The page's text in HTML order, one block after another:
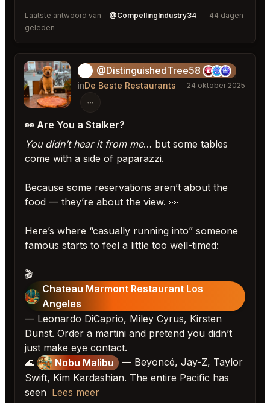
Laatste antwoord van @CompellingIndustry34
44 dagen
geleden
@DistinguishedTree58
inDe Beste Restaurants 24 oktober 2025
👀 Are You a Stalker?
You didn’t hear it from me… but some tables
come with a side of paparazzi.
Because some reservations aren’t about the
food — they’re about the view. 👀
Here’s where “casually running into” someone
famous starts to feel a little too well-timed:
🎬
Chateau Marmont Restaurant Los
Angeles
— Leonardo DiCaprio, Miley Cyrus, Kirsten
Dunst. Order a martini and pretend you didn’t
just make eye contact.
🌊
Nobu Malibu
— Beyoncé, Jay-Z, Taylor
Swift, Kim Kardashian. The entire Pacific has
seen Lees meer